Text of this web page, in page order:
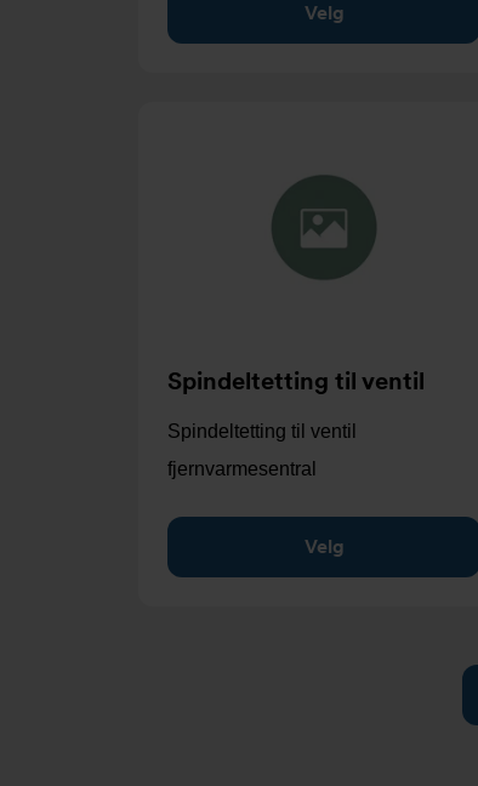
Velg
Spindeltetting til ventil
Spindeltetting til ventil
fjernvarmesentral
Velg